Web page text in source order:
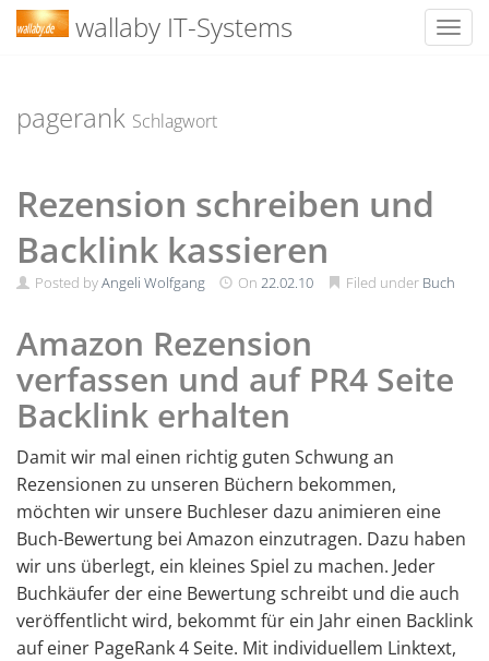
wallaby IT-Systems
pagerank Schlagwort
Rezension schreiben und
Backlink kassieren
Posted byAngeli Wolfgang On 22.02.10 Filed under Buch
Amazon Rezension
verfassen und auf PR4 Seite
Backlink erhalten
Damit wir mal einen richtig guten Schwung an
Rezensionen zu unseren Büchern bekommen,
möchten wir unsere Buchleser dazu animieren eine
Buch-Bewertung bei Amazon einzutragen. Dazu haben
wir uns überlegt, ein kleines Spiel zu machen. Jeder
Buchkäufer der eine Bewertung schreibt und die auch
veröffentlicht wird, bekommt für ein Jahr einen Backlink
auf einer PageRank 4 Seite. Mit individuellem Linktext,